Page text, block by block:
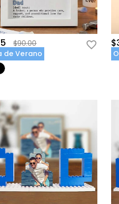
$90.00
de Verano